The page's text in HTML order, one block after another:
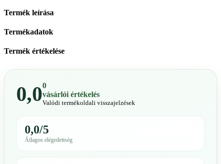
Termék leírása
Termékadatok
Termék értékelése
0,00
vásárlói értékelés
Valódi termékoldali visszajelzések
0,0/5
Átlagos elégedettség